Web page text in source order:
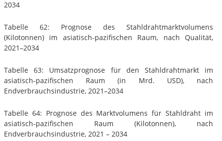
2034
Tabelle 62: Prognose des Stahldrahtmarktvolumens
(Kilotonnen) im asiatisch-pazifischen Raum, nach Qualität,
2021–2034
Tabelle 63: Umsatzprognose für den Stahldrahtmarkt im
asiatisch-pazifischen Raum (in Mrd. USD), nach
Endverbrauchsindustrie, 2021–2034
Tabelle 64: Prognose des Marktvolumens für Stahldraht im
asiatisch-pazifischen Raum (Kilotonnen), nach
Endverbrauchsindustrie, 2021 – 2034